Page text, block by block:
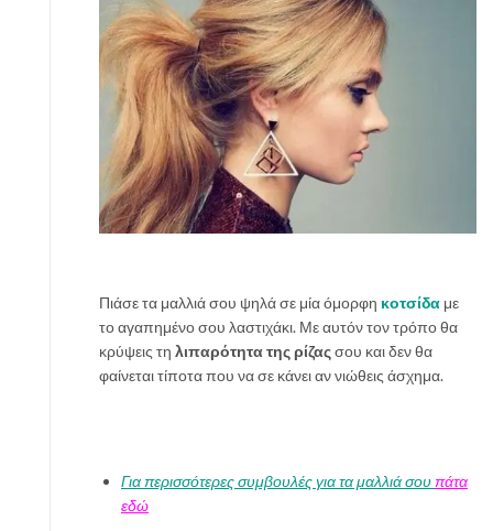
Πιάσε τα μαλλιά σου ψηλά σε μία όμορφη κοτσίδα με
το αγαπημένο σου λαστιχάκι. Με αυτόν τον τρόπο θα
κρύψεις τη λιπαρότητα της ρίζαςσου και δεν θα
φαίνεται τίποτα που να σε κάνει αν νιώθεις άσχημα.
Για περισσότερες συμβουλές για τα μαλλιά σου πάτα
εδώ